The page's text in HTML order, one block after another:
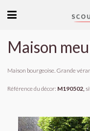
Maison bourgeoise. Grande
Référence du décor: M190502,